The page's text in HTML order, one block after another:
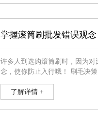
掌握滚筒刷批发错误观
许多人到选购滚筒刷时，因为
念，使你防止入行哦！ 刷毛决策了油漆应用的是多少,因此许多人觉得挑选短毛的能够较为少的吸咐建筑涂料，可以降低使用量。事实上刷毛的
劲，了解详情 +